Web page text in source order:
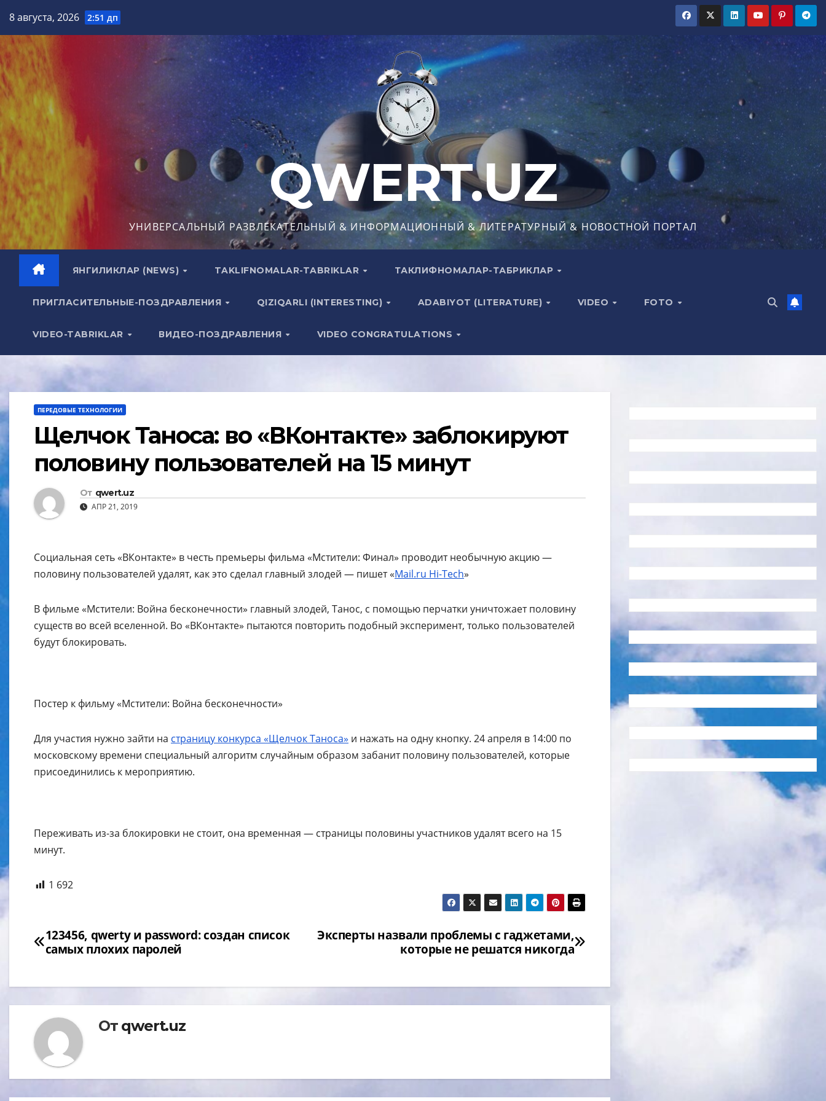
содержимому
8 августа, 2026 2:51 дп
QWERT.UZ
УНИВЕРСАЛЬНЫЙ РАЗВЛЕКАТЕЛЬНЫЙ & ИНФОРМАЦИОННЫЙ & ЛИТЕРАТУРНЫЙ & НОВОСТНОЙ ПОРТАЛ
ЯНГИЛИКЛАР (NEWS) TAKLIFNOMALAR-TABRIKLAR ТАКЛИФНОМАЛАР-ТАБРИКЛАР
ПРИГЛАСИТЕЛЬНЫЕ-ПОЗДРАВЛЕНИЯ QIZIQARLI (INTERESTING) ADABIYOT (LITERATURE) VIDEO FOTO
VIDEO-TABRIKLAR ВИДЕО-ПОЗДРАВЛЕНИЯ VIDEO CONGRATULATIONS
ПЕРЕДОВЫЕ ТЕХНОЛОГИИ
Щелчок Таноса: во «ВКонтакте» заблокируют
половину пользователей на 15 минут
От qwert.uz
АПР 21, 2019
Социальная сеть «ВКонтакте» в честь премьеры фильма «Мстители: Финал» проводит необычную акцию —
половину пользователей удалят, как это сделал главный злодей — пишет «Mail.ru Hi-Tech»
В фильме «Мстители: Война бесконечности» главный злодей, Танос, с помощью перчатки уничтожает половину
существ во всей вселенной. Во «ВКонтакте» пытаются повторить подобный эксперимент, только пользователей
будут блокировать.
Постер к фильму «Мстители: Война бесконечности»
Для участия нужно зайти на страницу конкурса «Щелчок Таноса» и нажать на одну кнопку. 24 апреля в 14:00 по
московскому времени специальный алгоритм случайным образом забанит половину пользователей, которые
присоединились к мероприятию.
Переживать из-за блокировки не стоит, она временная — страницы половины участников удалят всего на 15
минут.
1 692
Навигация
по
записям
Эксперты назвали проблемы с гаджетами,
которые не решатся никогда
123456, qwerty и password: cоздан список
самых плохих паролей
От qwert.uz